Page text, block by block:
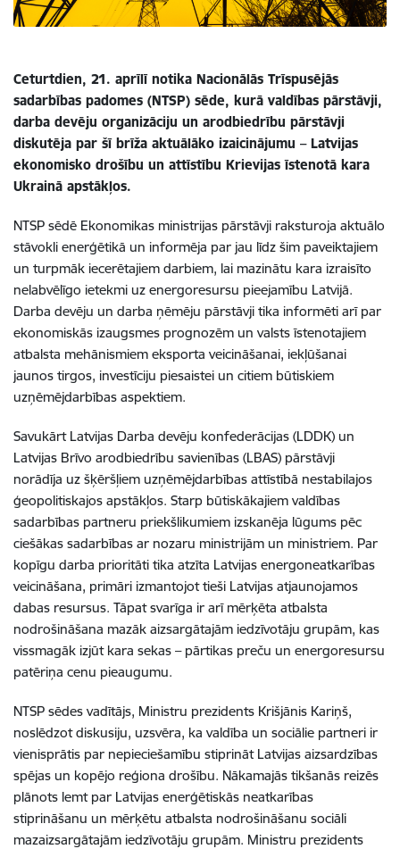
Ceturtdien, 21. aprīlī notika Nacionālās Trīspusējās
sadarbības padomes (NTSP) sēde, kurā valdības pārstāvji,
darba devēju organizāciju un arodbiedrību pārstāvji
diskutēja par šī brīža aktuālāko izaicinājumu – Latvijas
ekonomisko drošību un attīstību Krievijas īstenotā kara
Ukrainā apstākļos.
NTSP sēdē Ekonomikas ministrijas pārstāvji raksturoja aktuālo
stāvokli enerģētikā un informēja par jau līdz šim paveiktajiem
un turpmāk iecerētajiem darbiem, lai mazinātu kara izraisīto
nelabvēlīgo ietekmi uz energoresursu pieejamību Latvijā.
Darba devēju un darba ņēmēju pārstāvji tika informēti arī par
ekonomiskās izaugsmes prognozēm un valsts īstenotajiem
atbalsta mehānismiem eksporta veicināšanai, iekļūšanai
jaunos tirgos, investīciju piesaistei un citiem būtiskiem
uzņēmējdarbības aspektiem.
Savukārt Latvijas Darba devēju konfederācijas (LDDK) un
Latvijas Brīvo arodbiedrību savienības (LBAS) pārstāvji
norādīja uz šķēršļiem uzņēmējdarbības attīstībā nestabilajos
ģeopolitiskajos apstākļos. Starp būtiskākajiem valdības
sadarbības partneru priekšlikumiem izskanēja lūgums pēc
ciešākas sadarbības ar nozaru ministrijām un ministriem. Par
kopīgu darba prioritāti tika atzīta Latvijas energoneatkarības
veicināšana, primāri izmantojot tieši Latvijas atjaunojamos
dabas resursus. Tāpat svarīga ir arī mērķēta atbalsta
nodrošināšana mazāk aizsargātajām iedzīvotāju grupām, kas
vissmagāk izjūt kara sekas – pārtikas preču un energoresursu
patēriņa cenu pieaugumu.
NTSP sēdes vadītājs, Ministru prezidents Krišjānis Kariņš,
noslēdzot diskusiju, uzsvēra, ka valdība un sociālie partneri ir
vienisprātis par nepieciešamību stiprināt Latvijas aizsardzības
spējas un kopējo reģiona drošību. Nākamajās tikšanās reizēs
plānots lemt par Latvijas enerģētiskās neatkarības
stiprināšanu un mērķētu atbalsta nodrošināšanu sociāli
mazaizsargātajām iedzīvotāju grupām. Ministru prezidents